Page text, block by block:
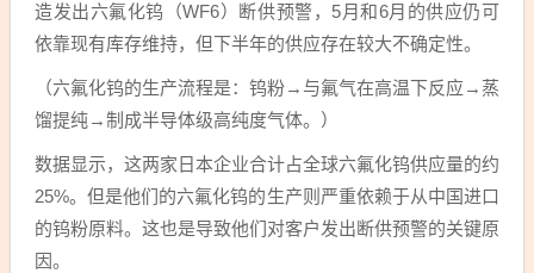
造发出六氟化钨（WF6）断供预警，5月和6月的供应仍可
依靠现有库存维持，但下半年的供应存在较大不确定性。
（六氟化钨的生产流程是：钨粉→与氟气在高温下反应→蒸
馏提纯→制成半导体级高纯度气体。）
数据显示，这两家日本企业合计占全球六氟化钨供应量的约
25%。但是他们的六氟化钨的生产则严重依赖于从中国进口
的钨粉原料。这也是导致他们对客户发出断供预警的关键原
因。